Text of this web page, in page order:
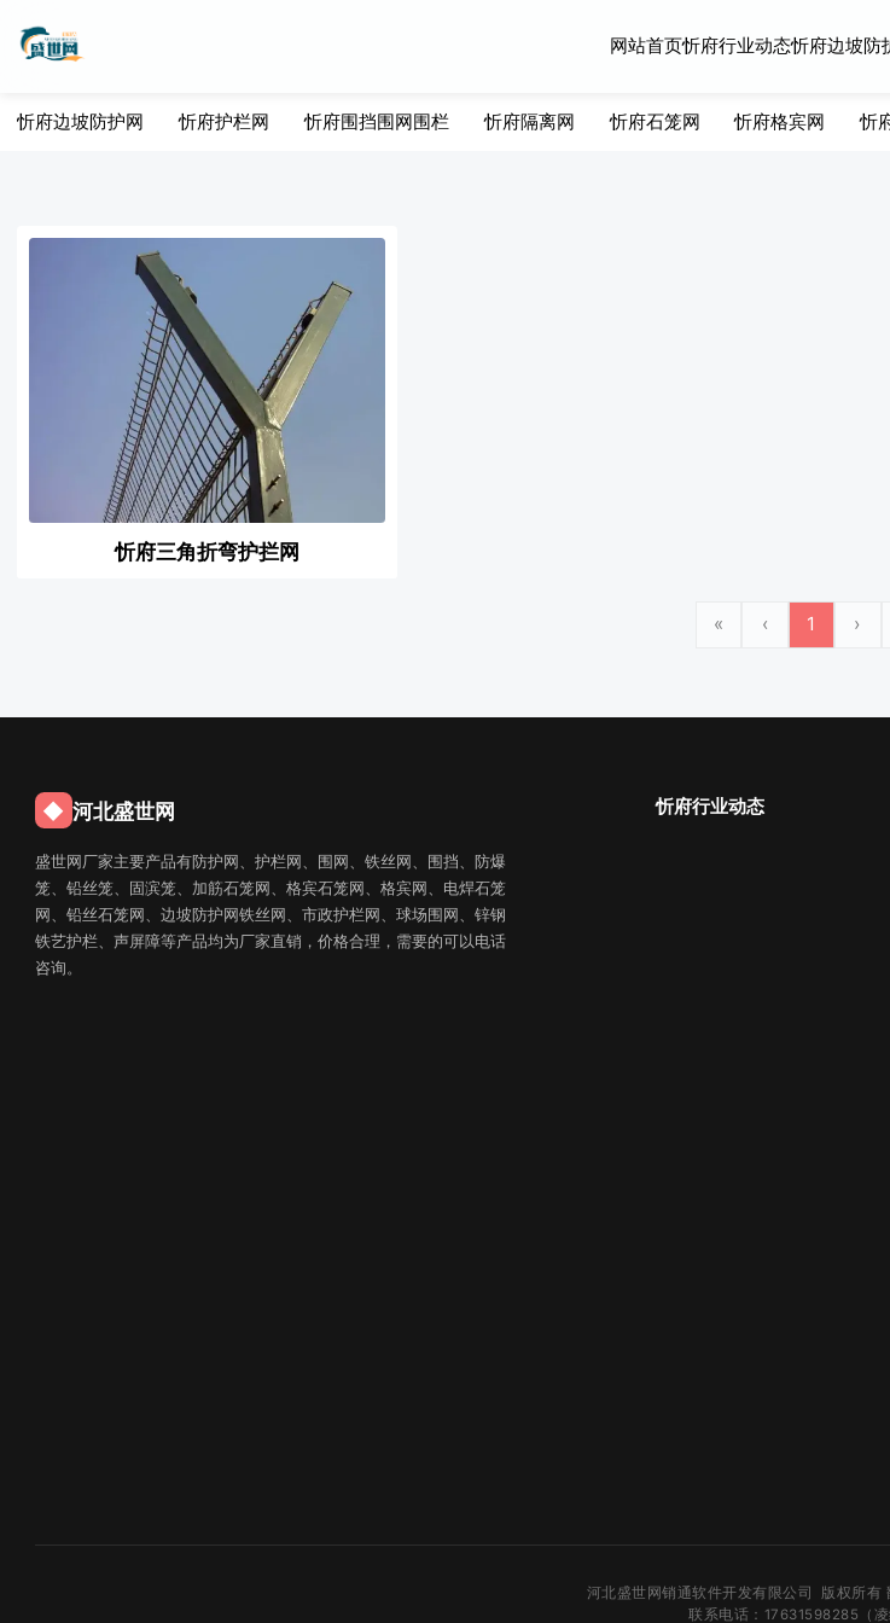
网站首页忻府行业动态忻府边坡防
忻府边坡防护网 忻府护栏网 忻府围挡围网围栏 忻府隔离网 忻府石笼网 忻府格宾网 忻
忻府三角折弯护拦网
« ‹ 1 ›
◆ 河北盛世网
盛世网厂家主要产品有防护网、护栏网、围网、铁丝网、围挡、防爆
笼、铅丝笼、固滨笼、加筋石笼网、格宾石笼网、格宾网、电焊石笼
网、铅丝石笼网、边坡防护网铁丝网、市政护栏网、球场围网、锌钢
铁艺护栏、声屏障等产品均为厂家直销，价格合理，需要的可以电话
咨询。
忻府行业动态
河北盛世网销通软件开发有限公司 版权所
联系电话：17631598285（凌